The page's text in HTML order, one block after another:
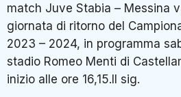
match Juve Stabia – Messina
giornata di ritorno del
2023 – 2024, in programma
stadio Romeo Menti di
inizio alle ore 16,15.Il sig.